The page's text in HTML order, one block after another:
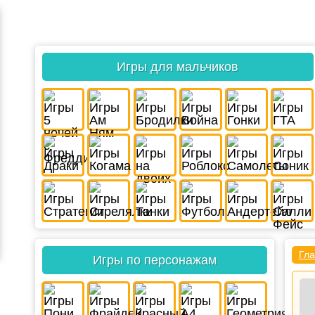
Игры для мальчиков
Игры по персонажам